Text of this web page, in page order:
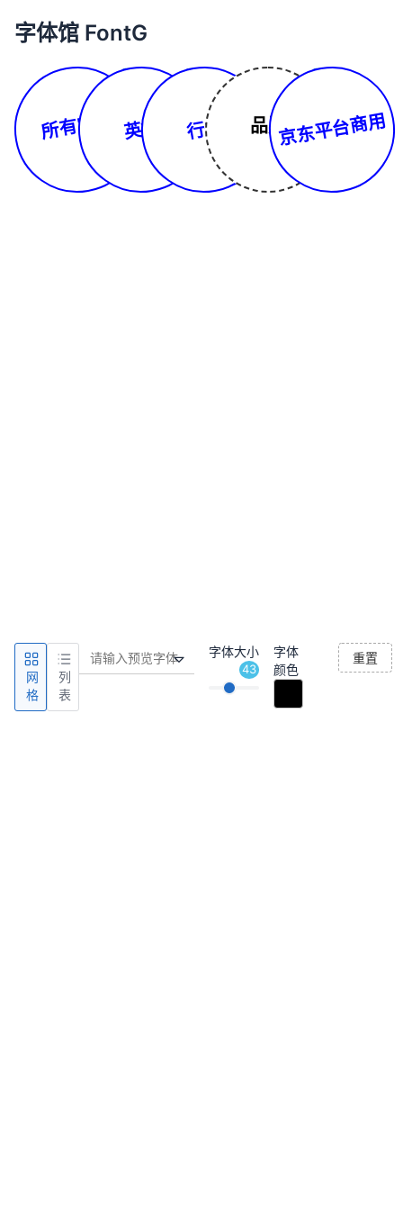
字体馆 FontG
所有字体 英文 行书 品牌京东平台商用
网
格
列
表
字体大小
43
字体
颜色
重置